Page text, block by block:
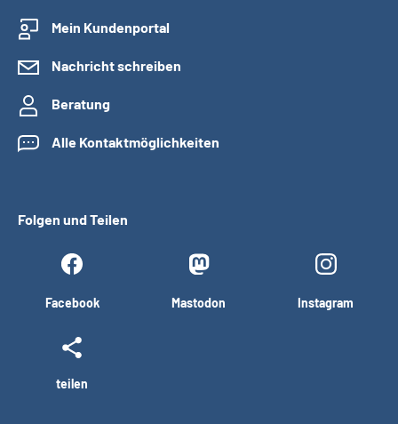
Mein Kundenportal
Nachricht schreiben
Beratung
Alle Kontaktmöglichkeiten
Folgen und Teilen
Facebook Mastodon Instagram
teilen